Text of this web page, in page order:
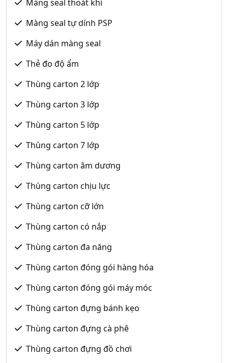
Màng seal thoát khí
Màng seal tự dính PSP
Máy dán màng seal
Thẻ đo độ ẩm
Thùng carton 2 lớp
Thùng carton 3 lớp
Thùng carton 5 lớp
Thùng carton 7 lớp
Thùng carton âm dương
Thùng carton chịu lực
Thùng carton cỡ lớn
Thùng carton có nắp
Thùng carton đa năng
Thùng carton đóng gói hàng hóa
Thùng carton đóng gói máy móc
Thùng carton đựng bánh kẹo
Thùng carton đựng cà phê
Thùng carton đựng đồ chơi